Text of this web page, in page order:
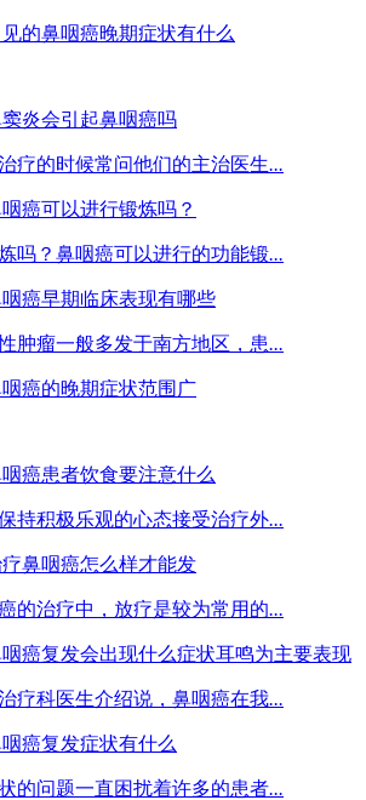
的鼻咽癌晚期症状有什么
炎会引起鼻咽癌吗
疗的时候常问他们的主治医生...
癌可以进行锻炼吗？
吗？鼻咽癌可以进行的功能锻...
癌早期临床表现有哪些
肿瘤一般多发于南方地区，患...
癌的晚期症状范围广
癌患者饮食要注意什么
持积极乐观的心态接受治疗外...
鼻咽癌怎么样才能发
的治疗中，放疗是较为常用的...
癌复发会出现什么症状耳鸣为主要表现
疗科医生介绍说，鼻咽癌在我...
癌复发症状有什么
的问题一直困扰着许多的患者...